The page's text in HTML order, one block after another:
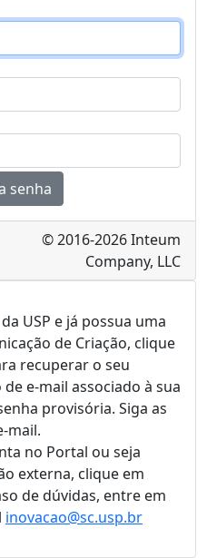
senha
© 2016-2026 Inteum
Company, LLC
USP e já possua uma
de Criação, clique
recuperar o seu
e-mail associado à sua
provisória. Siga as
mail.
no Portal ou seja
externa, clique em
de dúvidas, entre em
inovacao@sc.usp.br